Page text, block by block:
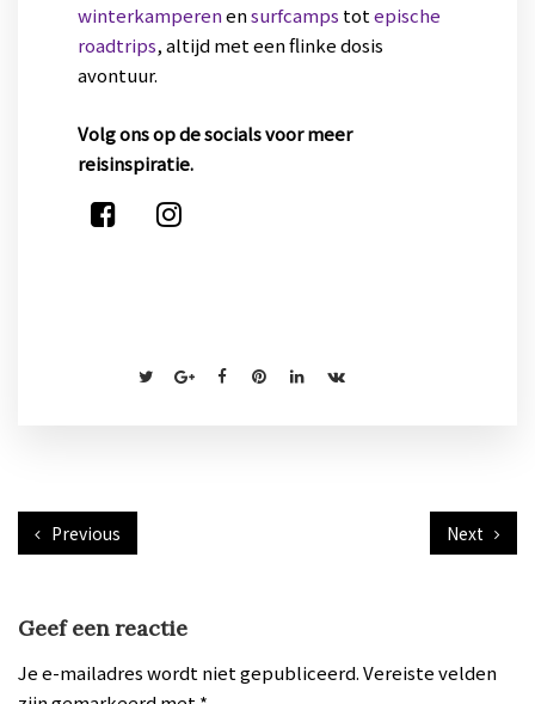
winterkamperenensurfcamps totepische
roadtrips, altijd met een flinke dosis
avontuur.
Volg ons op de socials voor meer
reisinspiratie.
Previous Next
Geef een reactie
Je e-mailadres wordt niet gepubliceerd.Vereiste velden